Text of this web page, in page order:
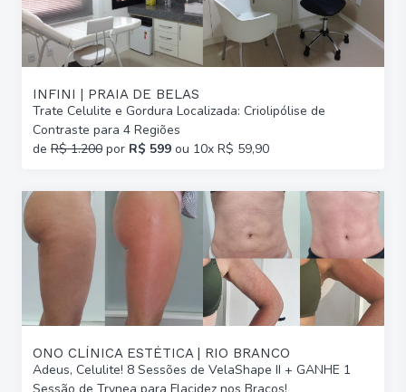
INFINI | PRAIA DE BELAS
Trate Celulite e Gordura Localizada: Criolipólise de
Contraste para 4 Regiões
de R$ 1.200 por R$ 599 ou 10x R$ 59,90
ONO CLÍNICA ESTÉTICA | RIO BRANCO
Adeus, Celulite! 8 Sessões de VelaShape II + GANHE 1